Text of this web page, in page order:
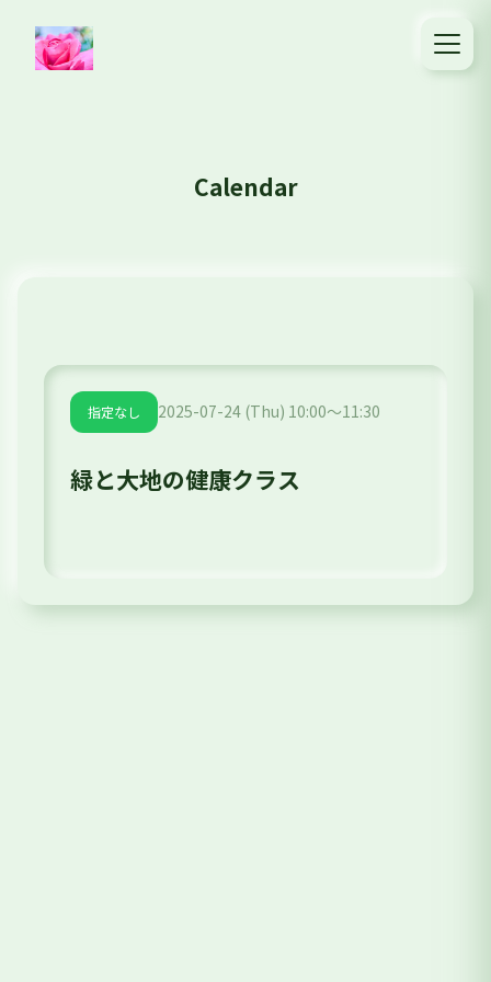
Calendar
指定なし 2025-07-24 (Thu) 10:00～11:30
緑と大地の健康クラス